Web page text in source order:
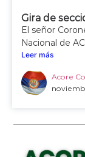
Gira de
El señor
Nacional de
Leer más
Acore